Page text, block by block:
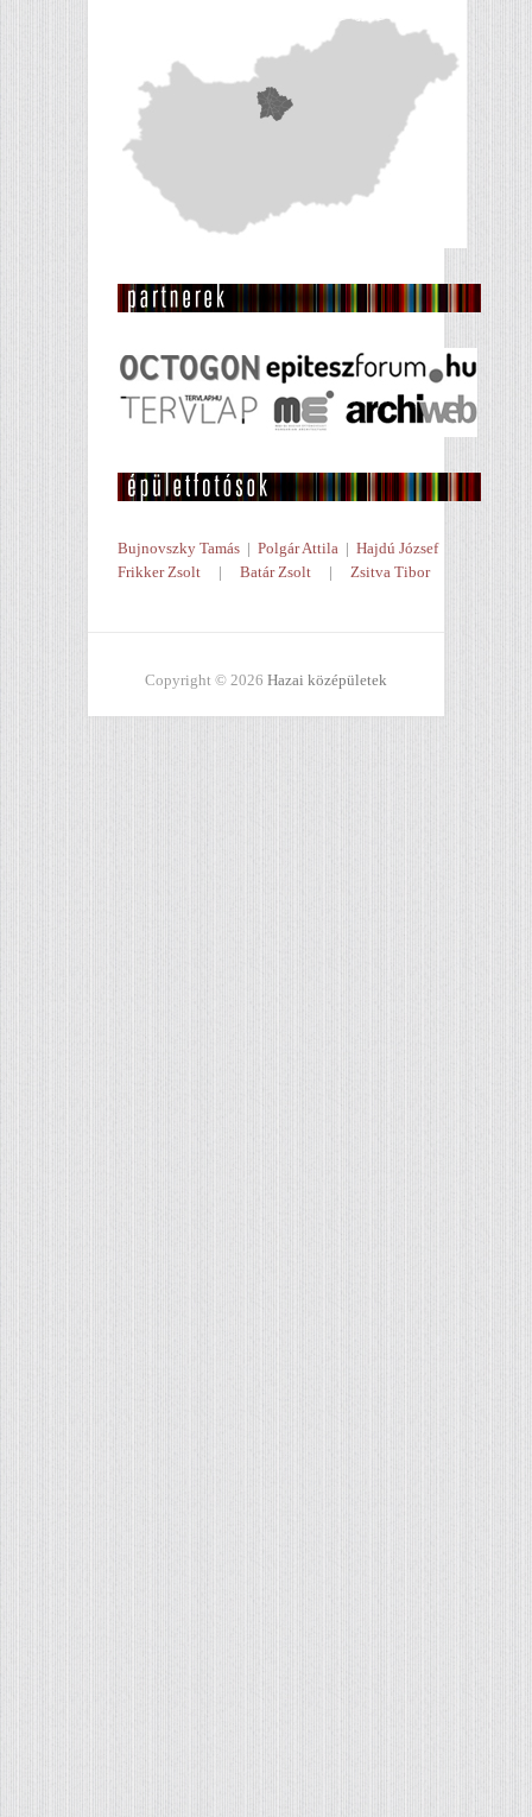
Bujnovszky Tamás | Polgár Attila | Hajdú József
Frikker Zsolt | Batár Zsolt | Zsitva Tibor
Copyright © 2026 Hazai középületek